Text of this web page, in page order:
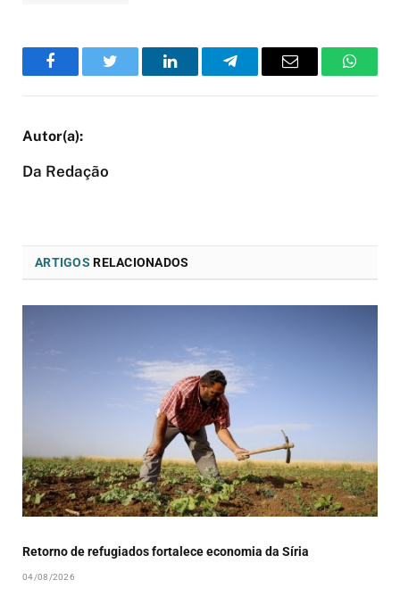
FacebookTwitter LinkedInTelegramEmail
Da Redação
ARTIGOS RELACIONADOS
Retorno de refugiados fortalece economia da Síria
04/08/2026